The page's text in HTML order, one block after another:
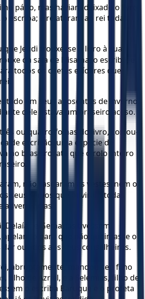
pátio, mas haviam deixado o livro
o escriba; e relataram ao rei todas
que Jeúdi trouxesse o livro à sua
da sala de Elisama, o escriba, e
todos os chefes e líderes que
em seus aposentos de inverno,
dele estava um braseiro aceso.
ou quatro folhas do livro, cortou-
de escrivão, uma espécie de
no braseiro, até que o rolo inteiro
não rasgaram as vestes, nem o
seus servos que ouviram todas
advertências.
Delaías e Gemarias tivessem
apelando para que não queimasse o
ouvidos aos seus conselheiros.
abruptamente, mandou seu filho
filho de Azriel, e a Selemias, filho de
o escriba Baruque e o profeta